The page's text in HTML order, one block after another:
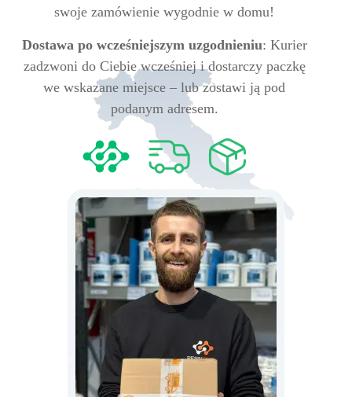
swoje zamówienie wygodnie w domu!
Dostawa po wcześniejszym uzgodnieniu: Kurier
zadzwoni do Ciebie wcześniej i dostarczy paczkę
we wskazane miejsce – lub zostawi ją pod
podanym adresem.